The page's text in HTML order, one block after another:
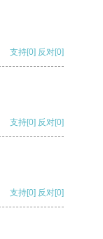
支持[0] 反对[0]
支持[0] 反对[0]
支持[0] 反对[0]